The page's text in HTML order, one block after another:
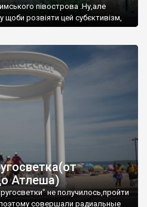
півострова .Ну,але
розвіяти цей субєктивізм,
Атлеша)
не получилось,пройти
совершали радиальные